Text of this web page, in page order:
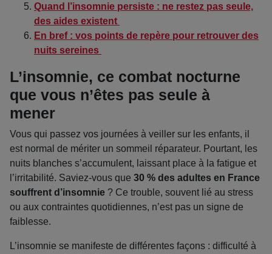
Quand l’insomnie persiste : ne restez pas seule,
des aides existent
En bref : vos points de repère pour retrouver des
nuits sereines
L’insomnie, ce combat nocturne
que vous n’êtes pas seule à
mener
Vous qui passez vos journées à veiller sur les enfants, il
est normal de mériter un sommeil réparateur. Pourtant, les
nuits blanches s’accumulent, laissant place à la fatigue et
l’irritabilité. Saviez-vous que 30 % des adultes en France
souffrent d’insomnie ? Ce trouble, souvent lié au stress
ou aux contraintes quotidiennes, n’est pas un signe de
faiblesse.
L’insomnie se manifeste de différentes façons : difficulté à